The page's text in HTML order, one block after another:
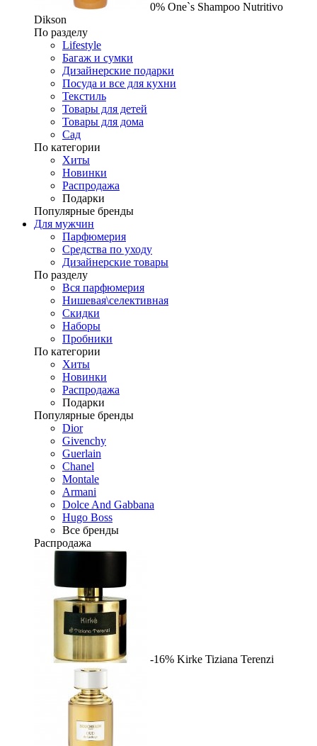
0% One`s Shampoo Nutritivo
Dikson
По разделу
Lifestyle
Багаж и сумки
Дизайнерские подарки
Посуда и все для кухни
Текстиль
Товары для детей
Товары для дома
Сад
По категории
Хиты
Новинки
Распродажа
Подарки
Популярные бренды
Для мужчин
Парфюмерия
Средства по уходу
Дизайнерские товары
По разделу
Вся парфюмерия
Нишевая\селективная
Скидки
Наборы
Пробники
По категории
Хиты
Новинки
Распродажа
Подарки
Популярные бренды
Dior
Givenchy
Guerlain
Chanel
Montale
Armani
Dolce And Gabbana
Hugo Boss
Все бренды
Распродажа
-16% Kirke Tiziana Terenzi